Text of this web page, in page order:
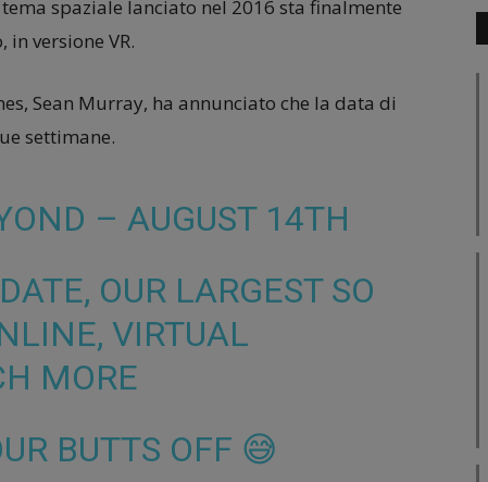
spaziale lanciato nel 2016 sta finalmente
versione VR.
Sean Murray, ha annunciato che la data di
settimane.
– AUGUST 14TH
OUR LARGEST SO
VIRTUAL
MORE
BUTTS OFF 😅